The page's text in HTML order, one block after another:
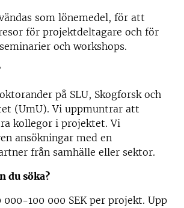
som lönemedel, för att
för projektdeltagare och för
och workshops.
på SLU, Skogforsk och
(UmU). Vi uppmuntrar att
kollegor i projektet. Vi
ansökningar med en
från samhälle eller sektor.
du söka?
000-100 000 SEK per projekt. Upp